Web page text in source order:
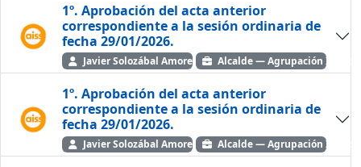
1º. Aprobación del acta anterior
correspondiente a la sesión ordinaria de
fecha 29/01/2026.
Javier Solozábal Amorena Alcalde — Agrupación
1º. Aprobación del acta anterior
correspondiente a la sesión ordinaria de
fecha 29/01/2026.
Javier Solozábal Amorena Alcalde — Agrupación